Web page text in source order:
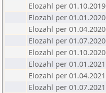
Elozahl per 01.10.2019
Elozahl per 01.01.2020
Elozahl per 01.04.2020
Elozahl per 01.07.2020
Elozahl per 01.10.2020
Elozahl per 01.01.2021
Elozahl per 01.04.2021
Elozahl per 01.07.2021